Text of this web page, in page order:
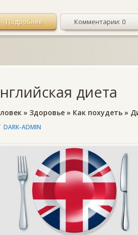
Подробнее Комментарии: 0
диета
» Здоровье » Как похудеть »
DARK-ADMIN